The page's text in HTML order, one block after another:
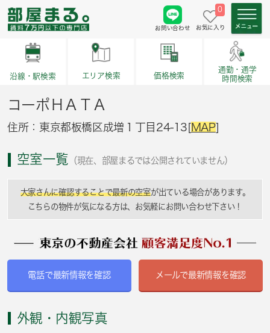
お問い合わせ
0
お気に入り
沿線・駅検索 エリア検索 価格検索
通勤・通学
時間検索
コーポＨＡＴＡ
住所：東京都板橋区成増１丁目24-13[MAP]
空室一覧 （現在、部屋まるでは公開されていません）
大家さんに確認することで最新の空室が出ている場合があります。
こちらの物件が気になる方は、お気軽にお問い合わせ下さい！
電話で最新情報を確認 メールで最新情報を確認
外観・内観写真